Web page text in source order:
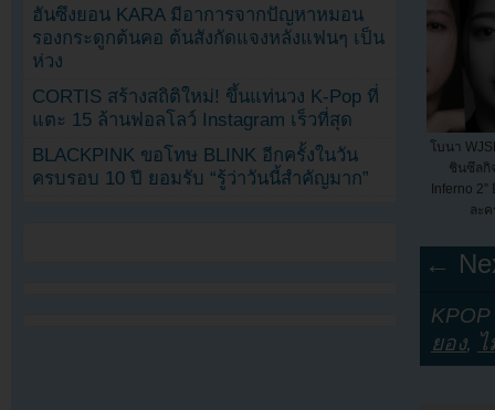
โบนา
ชินซึลกิ
Inferno
ละค
←
ยอง,
ฮันซึงยอน KARA มีอาการจากปัญหาหมอน
รองกระดูกต้นคอ ต้นสังกัดแจงหลังแฟนๆ เป็น
ห่วง
CORTIS สร้างสถิติใหม่! ขึ้นแท่นวง K-Pop ที่
แตะ 15 ล้านฟอลโลว์ Instagram เร็วที่สุด
BLACKPINK ขอโทษ BLINK อีกครั้งในวัน
ครบรอบ 10 ปี ยอมรับ “รู้ว่าวันนี้สำคัญมาก”